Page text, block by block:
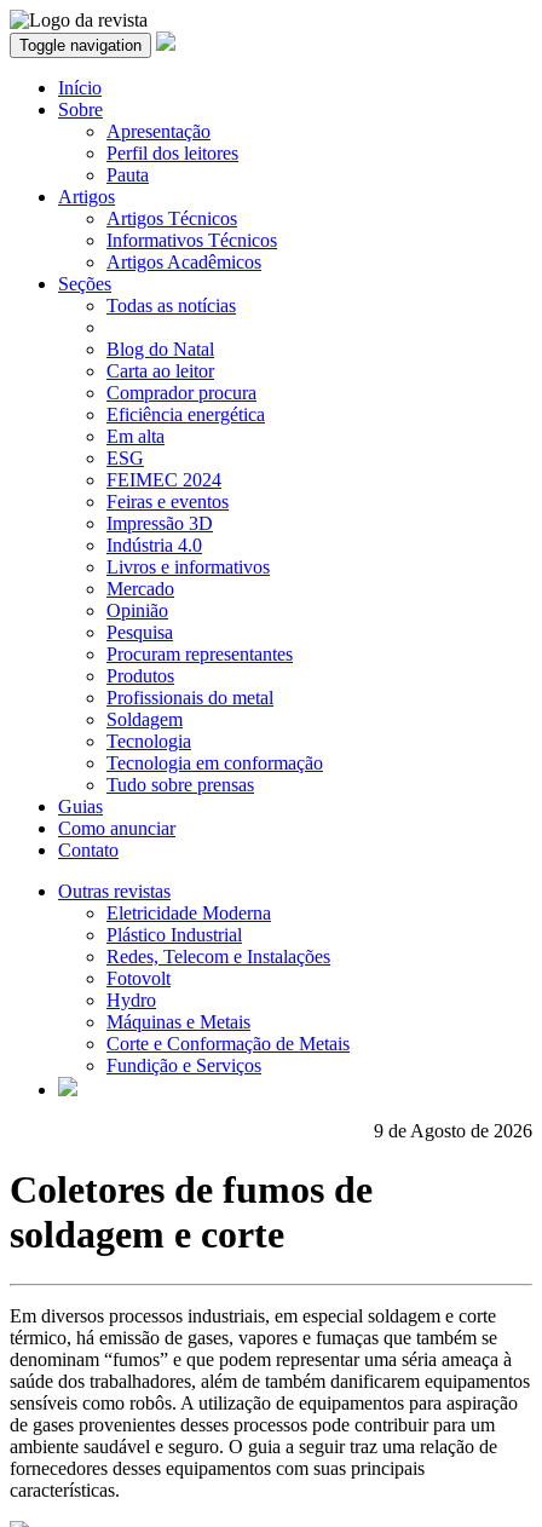
Toggle navigation
Início
Sobre
Apresentação
Perfil dos leitores
Pauta
Artigos
Artigos Técnicos
Informativos Técnicos
Artigos Acadêmicos
Seções
Todas as notícias
Blog do Natal
Carta ao leitor
Comprador procura
Eficiência energética
Em alta
ESG
FEIMEC 2024
Feiras e eventos
Impressão 3D
Indústria 4.0
Livros e informativos
Mercado
Opinião
Pesquisa
Procuram representantes
Produtos
Profissionais do metal
Soldagem
Tecnologia
Tecnologia em conformação
Tudo sobre prensas
Guias
Como anunciar
Contato
Outras revistas
Eletricidade Moderna
Plástico Industrial
Redes, Telecom e Instalações
Fotovolt
Hydro
Máquinas e Metais
Corte e Conformação de Metais
Fundição e Serviços
9 de Agosto de 2026
Coletores de fumos de
soldagem e corte
Em diversos processos industriais, em especial soldagem e corte
térmico, há emissão de gases, vapores e fumaças que também se
denominam “fumos” e que podem representar uma séria ameaça à
saúde dos trabalhadores, além de também danificarem equipamentos
sensíveis como robôs. A utilização de equipamentos para aspiração
de gases provenientes desses processos pode contribuir para um
ambiente saudável e seguro. O guia a seguir traz uma relação de
fornecedores desses equipamentos com suas principais
características.